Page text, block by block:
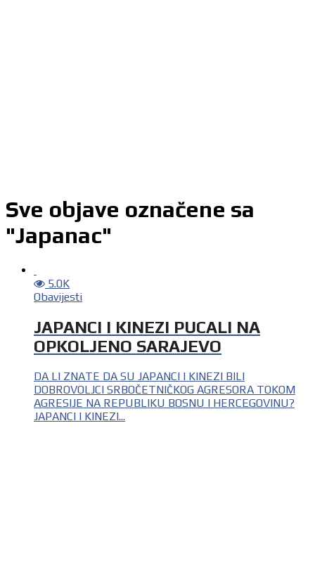
Sve objave označene sa
"Japanac"
5.0K
Obavijesti
JAPANCI I KINEZI PUCALI NA
OPKOLJENO SARAJEVO
DA LI ZNATE DA SU JAPANCI I KINEZI BILI
DOBROVOLJCI SRBOČETNIČKOG AGRESORA TOKOM
AGRESIJE NA REPUBLIKU BOSNU I HERCEGOVINU?
JAPANCI I KINEZI...